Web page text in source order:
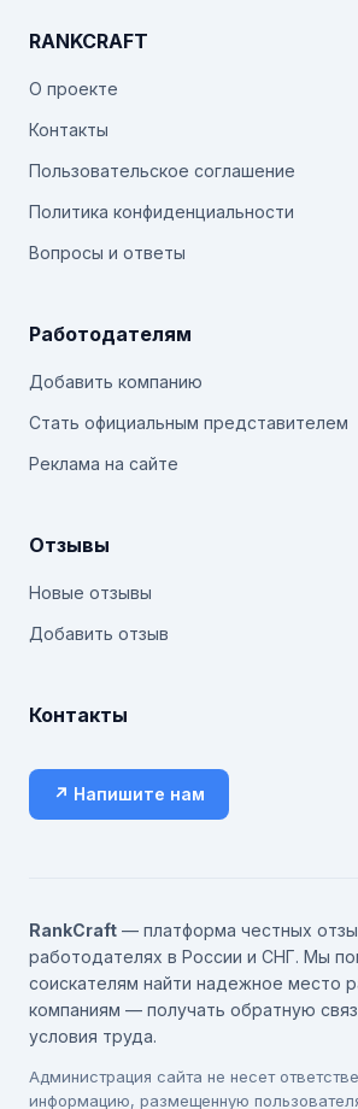
RANKCRAFT
О проекте
Контакты
Пользовательское соглашение
Политика конфиденциальности
Вопросы и ответы
Работодателям
Добавить компанию
Стать официальным представителем
Реклама на сайте
Отзывы
Новые отзывы
Добавить отзыв
Контакты
↗ Напишите нам
RankCraft — платформа честных
работодателях в России и СНГ. Мы
соискателям найти надежное место
компаниям — получать обратную
условия труда.
Администрация сайта не несет
информацию, размещенную